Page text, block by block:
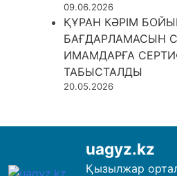
09.06.2026
ҚҰРАН КӘРІМ
БАҒДАРЛАМАСЫН
ИМАМДАРҒА
ТАБЫСТАЛДЫ
20.05.2026
uagyz.kz
Қызылжар